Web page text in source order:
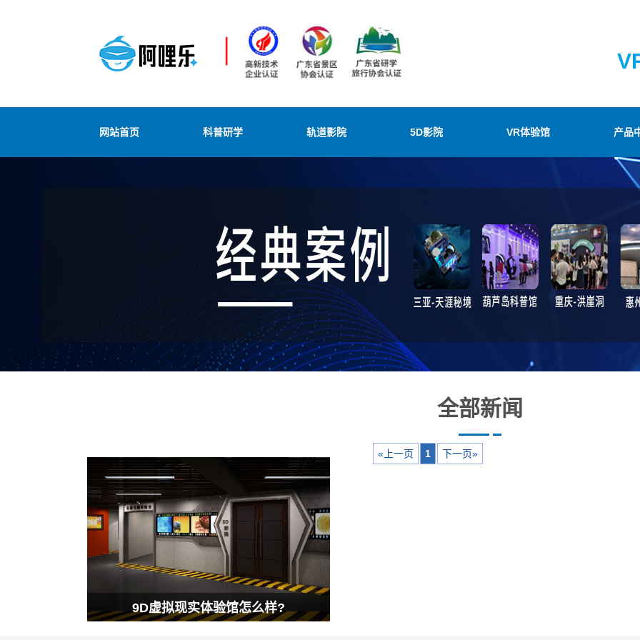
网站首页 科普研学 轨道影院 5D影院 VR体验馆 产品
全部新闻
9D虚拟现实体验馆怎么样?
«上一页 1 下一页»